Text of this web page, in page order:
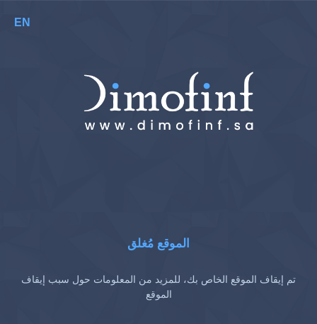
EN
الموقع مُغلق
تم إيقاف الموقع الخاص بك، للمزيد من المعلومات حول سبب إيقاف
الموقع